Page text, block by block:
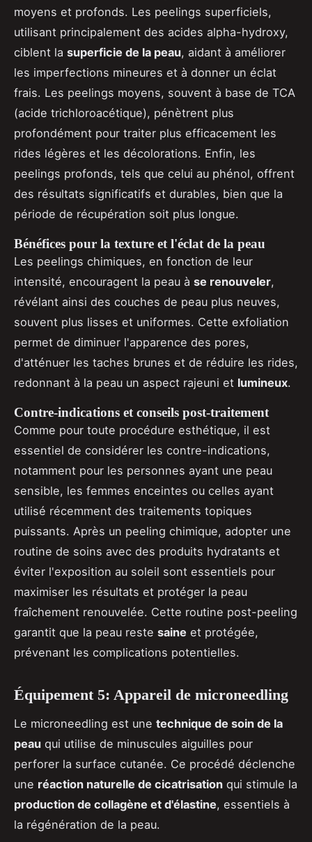
moyens et profonds. Les peelings superficiels,
utilisant principalement des acides alpha-hydroxy,
ciblent la superficie de la peau, aidant à améliorer
les imperfections mineures et à donner un éclat
frais. Les peelings moyens, souvent à base de TCA
(acide trichloroacétique), pénètrent plus
profondément pour traiter plus efficacement les
rides légères et les décolorations. Enfin, les
peelings profonds, tels que celui au phénol, offrent
des résultats significatifs et durables, bien que la
période de récupération soit plus longue.
Bénéfices pour la texture et l'éclat de la peau
Les peelings chimiques, en fonction de leur
intensité, encouragent la peau à se renouveler,
révélant ainsi des couches de peau plus neuves,
souvent plus lisses et uniformes. Cette exfoliation
permet de diminuer l'apparence des pores,
d'atténuer les taches brunes et de réduire les rides,
redonnant à la peau un aspect rajeuni et lumineux.
Contre-indications et conseils post-traitement
Comme pour toute procédure esthétique, il est
essentiel de considérer les contre-indications,
notamment pour les personnes ayant une peau
sensible, les femmes enceintes ou celles ayant
utilisé récemment des traitements topiques
puissants. Après un peeling chimique, adopter une
routine de soins avec des produits hydratants et
éviter l'exposition au soleil sont essentiels pour
maximiser les résultats et protéger la peau
fraîchement renouvelée. Cette routine post-peeling
garantit que la peau reste saine et protégée,
prévenant les complications potentielles.
Équipement 5: Appareil de microneedling
Le microneedling est une technique de soin de la
peau qui utilise de minuscules aiguilles pour
perforer la surface cutanée. Ce procédé déclenche
une réaction naturelle de cicatrisation qui stimule la
production de collagène et d'élastine, essentiels à
la régénération de la peau.